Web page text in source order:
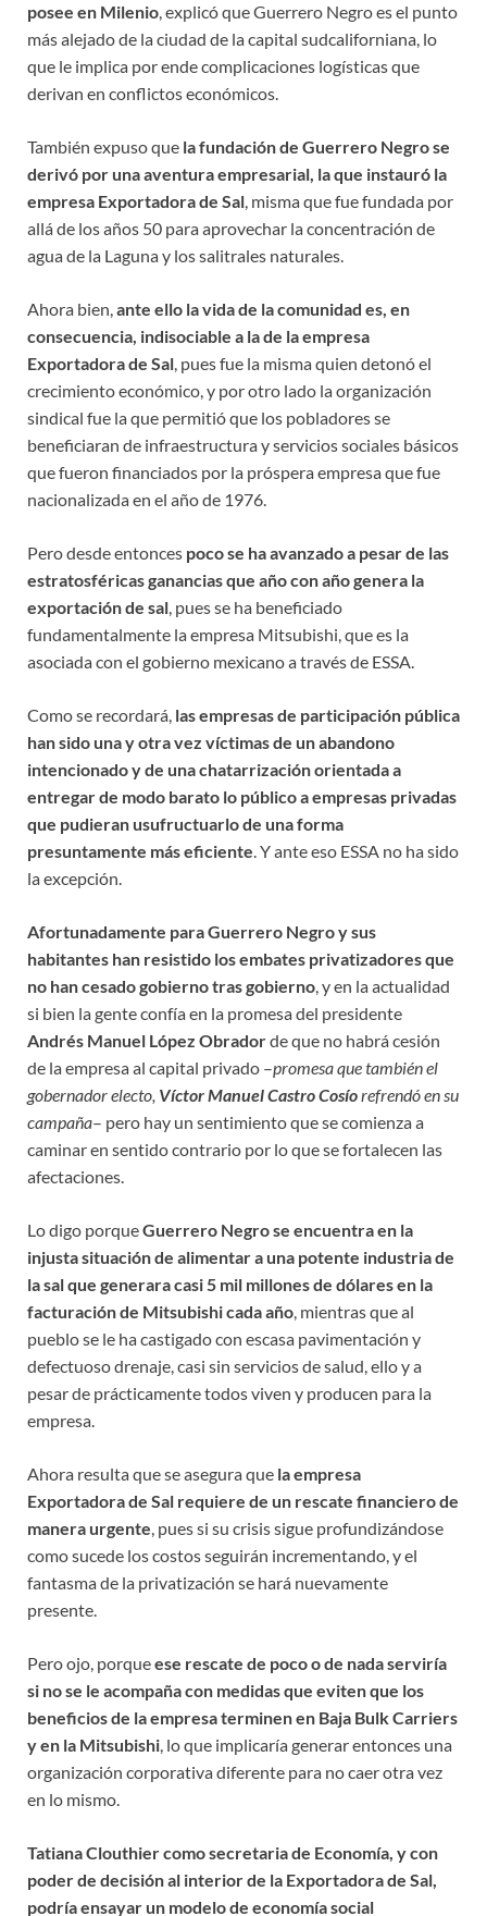
posee en Milenio, explicó que Guerrero Negro es el punto
más alejado de la ciudad de la capital sudcaliforniana, lo
que le implica por ende complicaciones logísticas que
derivan en conflictos económicos.
También expuso que la fundación de Guerrero Negro se
derivó por una aventura empresarial, la que instauró la
empresa Exportadora de Sal, misma que fue fundada por
allá de los años 50 para aprovechar la concentración de
agua de la Laguna y los salitrales naturales.
Ahora bien,ante ello la vida de la comunidad es, en
consecuencia, indisociable a la de la empresa
Exportadora de Sal, pues fue la misma quien detonó el
crecimiento económico, y por otro lado la organización
sindical fue la que permitió que los pobladores se
beneficiaran de infraestructura y servicios sociales básicos
que fueron financiados por la próspera empresa que fue
nacionalizada en el año de 1976.
Pero desde entonces poco se ha avanzado a pesar de las
estratosféricas ganancias que año con año genera la
exportación de sal, pues se ha beneficiado
fundamentalmente la empresa Mitsubishi, que es la
asociada con el gobierno mexicano a través de ESSA.
Como se recordará, las empresas de participación pública
han sido una y otra vez víctimas de un abandono
intencionado y de una chatarrización orientada a
entregar de modo barato lo público a empresas privadas
que pudieran usufructuarlo de una forma
presuntamente más eficiente. Y ante eso ESSA no ha sido
la excepción.
Afortunadamente para Guerrero Negro y sus
habitantes han resistido los embates privatizadores que
no han cesado gobierno tras gobierno, y en la actualidad
si bien la gente confía en la promesa del presidente
Andrés Manuel López Obradorde que no habrá cesión
de la empresa al capital privado –promesa que también el
gobernador electo, Víctor Manuel Castro Cosíorefrendó en su
campaña– pero hay un sentimiento que se comienza a
caminar en sentido contrario por lo que se fortalecen las
afectaciones.
Lo digo porqueGuerrero Negro se encuentra en la
injusta situación de alimentar a una potente industria de
la sal que generara casi 5 mil millones de dólares en la
facturación de Mitsubishi cada año, mientras que al
pueblo se le ha castigado con escasa pavimentación y
defectuoso drenaje, casi sin servicios de salud, ello y a
pesar de prácticamente todos viven y producen para la
empresa.
Ahora resulta que se asegura que la empresa
Exportadora de Sal requiere de un rescate financiero de
manera urgente, pues si su crisis sigue profundizándose
como sucede los costos seguirán incrementando, y el
fantasma de la privatización se hará nuevamente
presente.
Pero ojo, porqueese rescate de poco o de nada serviría
si no se le acompaña con medidas que eviten que los
beneficios de la empresa terminen en Baja Bulk Carriers
y en la Mitsubishi, lo que implicaría generar entonces una
organización corporativa diferente para no caer otra vez
en lo mismo.
Tatiana Clouthier como secretaria de Economía, y con
poder de decisión al interior de la Exportadora de Sal,
podría ensayar un modelo de economía social